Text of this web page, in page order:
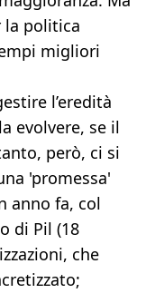
la politica
migliori
l’eredità
evolvere, se il
però, ci si
'promessa'
anno fa, col
di Pil (18
che